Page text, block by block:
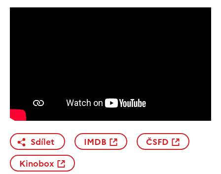
Sdílet IMDB
ČSFD
Kinobox